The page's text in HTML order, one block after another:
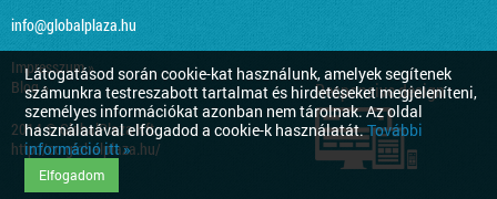
Látogatásod során cookie-kat használunk, amelyek segítenek
számunkra testreszabott tartalmat és hirdetéseket megjeleníteni,
személyes információkat azonban nem tárolnak. Az oldal
használatával elfogadod a cookie-k használatát.További
információ itt »
Elfogadom
info@globalplaza.hu
Impresszum »
Blog »
2014 © GlobalPlaza Kft.
http://co.globalplaza.hu/
Responsive design